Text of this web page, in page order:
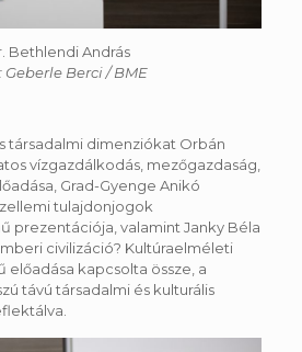
Bethlendi András
Geberle Berci / BME
társadalmi dimenziókat Orbán
vízgazdálkodás, mezőgazdaság,
Grad-Gyenge Anikó
tulajdonjogok
prezentációja, valamint Janky Béla
civilizáció? Kultúraelméleti
előadása kapcsolta össze, a
távú társadalmi és kulturális